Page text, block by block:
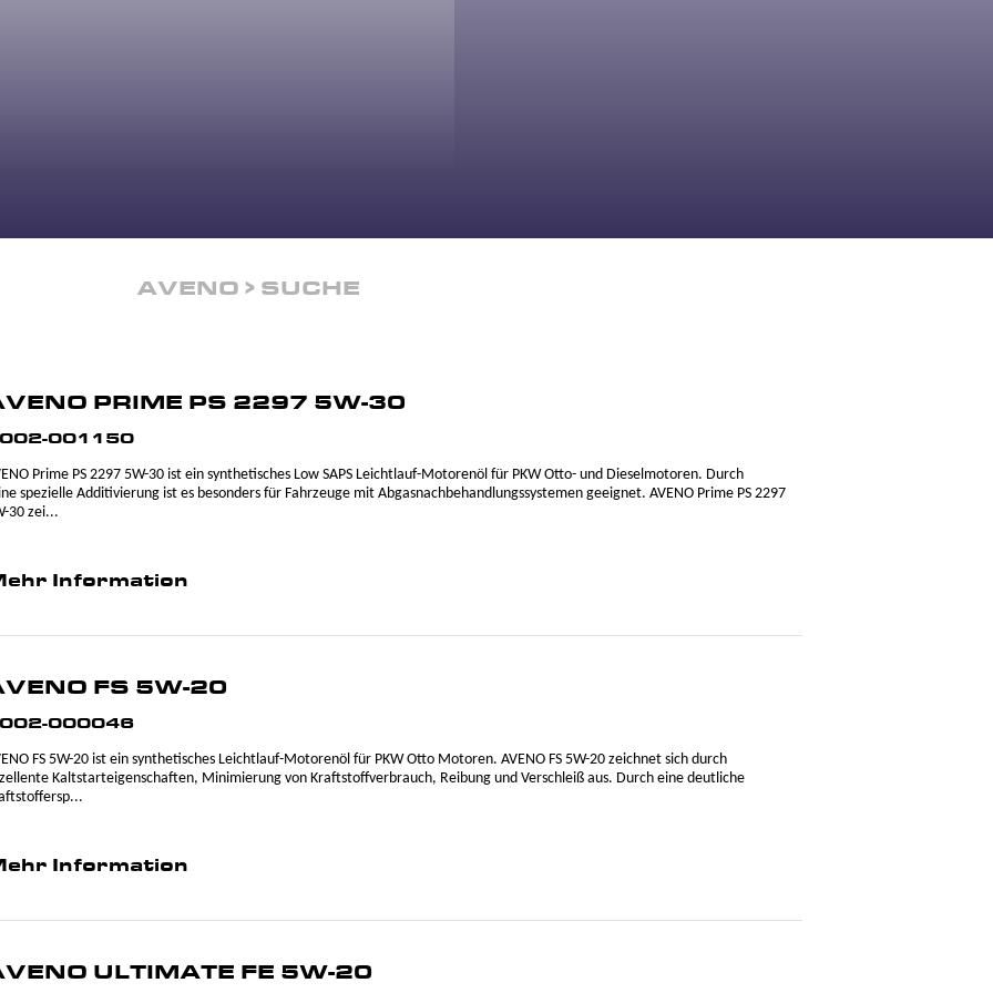
AVENO SUCHE
PRIME PS 2297 5W-30
001150
Prime PS 2297 5W-30 ist ein synthetisches Low SAPS Leichtlauf-Motorenöl für PKW Otto- und Dieselmotoren. Durch
spezielle Additivierung ist es besonders für Fahrzeuge mit Abgasnachbehandlungssystemen geeignet. AVENO Prime PS 2297
30 zei...
Information
FS 5W-20
000046
FS 5W-20 ist ein synthetisches Leichtlauf-Motorenöl für PKW Otto Motoren. AVENO FS 5W-20 zeichnet sich durch
Kaltstarteigenschaften, Minimierung von Kraftstoffverbrauch, Reibung und Verschleiß aus. Durch eine deutliche
Information
ULTIMATE FE 5W-20